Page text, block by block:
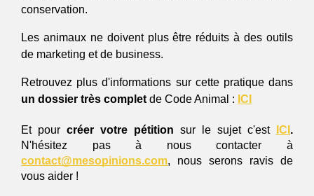
conservation.
Les animaux ne doivent plus être réduits à des outils
de marketing et de business.
Retrouvez plus d'informations sur cette pratique dans
un dossier très complet de Code Animal : ICI
Et pour créer votre pétition sur le sujet c'est ICI .
N'hésitez pas à nous contacter à
contact@mesopinions.com, nous serons ravis de
vous aider !